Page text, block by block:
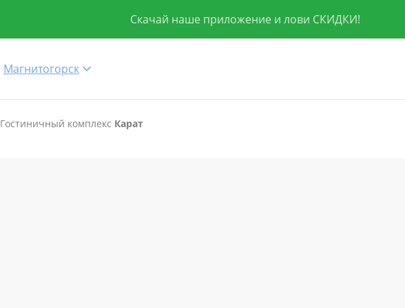
Скачай наше приложение и лови СКИДКИ!
Магнитогорск
Гостиничный комплекс Карат